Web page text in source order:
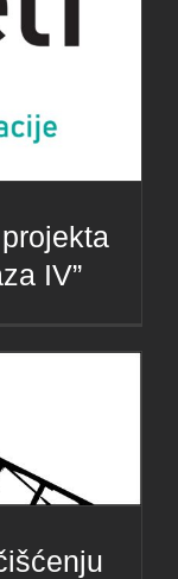
IV”